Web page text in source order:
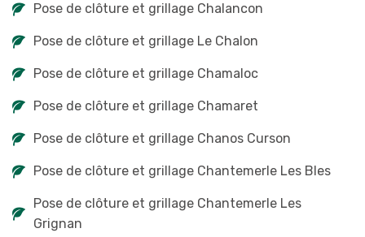
Pose de clôture et grillage Chalancon
Pose de clôture et grillage Le Chalon
Pose de clôture et grillage Chamaloc
Pose de clôture et grillage Chamaret
Pose de clôture et grillage Chanos Curson
Pose de clôture et grillage Chantemerle Les Bles
Pose de clôture et grillage Chantemerle Les
Grignan